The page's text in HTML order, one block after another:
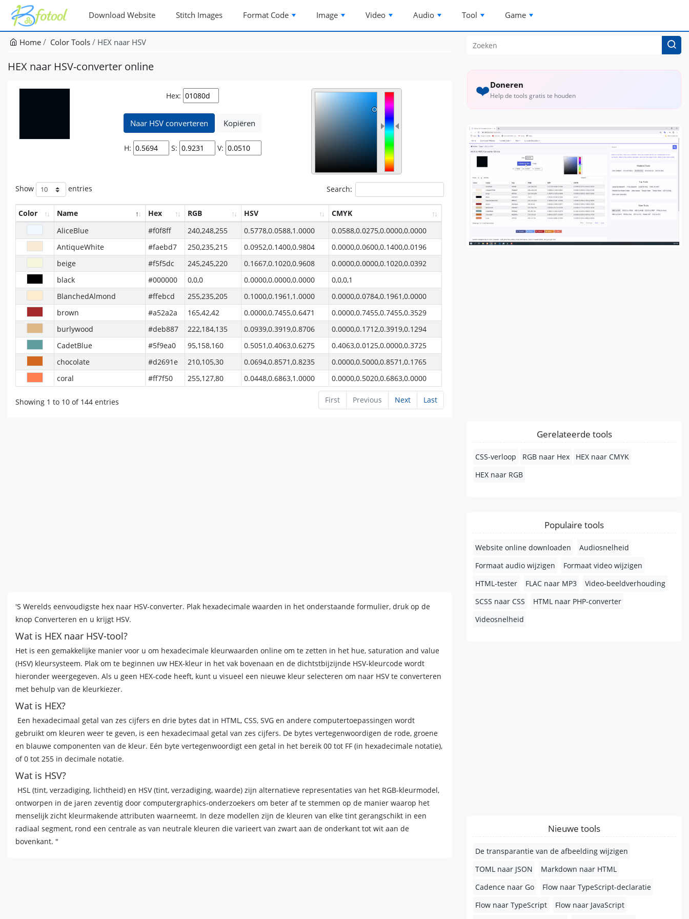
Download Website Stitch Images Format Code Image Video Audio Tool Game
Home Color Tools HEX naar HSV
HEX naar HSV-converter online
Hex:
Naar HSV converteren Kopiëren
H: S: V:
#
Show entries Search:
Color Name Hex RGB HSV
CMYK
AliceBlue
#f0f8ff 240,248,255 0.5778,0.0588,1.0000
0.0588,0.0275,0.0000,0.0000
AntiqueWhite
#faebd7 250,235,215 0.0952,0.1400,0.9804
0.0000,0.0600,0.1400,0.0196
beige
#f5f5dc 245,245,220 0.1667,0.1020,0.9608
0.0000,0.0000,0.1020,0.0392
black
#000000 0,0,0 0.0000,0.0000,0.0000
0,0,0,1
BlanchedAlmond
#ffebcd 255,235,205 0.1000,0.1961,1.0000
0.0000,0.0784,0.1961,0.0000
brown
#a52a2a 165,42,42 0.0000,0.7455,0.6471
0.0000,0.7455,0.7455,0.3529
burlywood
#deb887 222,184,135 0.0939,0.3919,0.8706
0.0000,0.1712,0.3919,0.1294
CadetBlue
#5f9ea0 95,158,160 0.5051,0.4063,0.6275
0.4063,0.0125,0.0000,0.3725
chocolate
#d2691e 210,105,30 0.0694,0.8571,0.8235
0.0000,0.5000,0.8571,0.1765
coral
#ff7f50 255,127,80 0.0448,0.6863,1.0000 0.0000,0.5020,0.6863,0.0000
Showing 1 to 10 of 144 entries First Previous Next Last
'S Werelds eenvoudigste hex naar HSV-converter. Plak hexadecimale waarden in het onderstaande formulier, druk op de
knop Converteren en u krijgt HSV.
Wat is HEX naar HSV-tool?
Het is een gemakkelijke manier voor u om hexadecimale kleurwaarden online om te zetten in het hue, saturation and value
(HSV) kleursysteem. Plak om te beginnen uw HEX-kleur in het vak bovenaan en de dichtstbijzijnde HSV-kleurcode wordt
hieronder weergegeven. Als u geen HEX-code heeft, kunt u visueel een nieuwe kleur selecteren om naar HSV te converteren
met behulp van de kleurkiezer.
Wat is HEX?
Een hexadecimaal getal van zes cijfers en drie bytes dat in HTML, CSS, SVG en andere computertoepassingen wordt
gebruikt om kleuren weer te geven, is een hexadecimaal getal van zes cijfers. De bytes vertegenwoordigen de rode, groene
en blauwe componenten van de kleur. Eén byte vertegenwoordigt een getal in het bereik 00 tot FF (in hexadecimale notatie),
of 0 tot 255 in decimale notatie.
Wat is HSV?
HSL (tint, verzadiging, lichtheid) en HSV (tint, verzadiging, waarde) zijn alternatieve representaties van het RGB-kleurmodel,
ontworpen in de jaren zeventig door computergraphics-onderzoekers om beter af te stemmen op de manier waarop het
menselijk zicht kleurmakende attributen waarneemt. In deze modellen zijn de kleuren van elke tint gerangschikt in een
radiaal segment, rond een centrale as van neutrale kleuren die varieert van zwart aan de onderkant tot wit aan de
bovenkant. "
❤️Doneren
Help de tools gratis te houden
Gerelateerde tools
CSS-verloop RGB naar Hex
HEX naar CMYK
HEX naar RGB
Populaire tools
Website online downloaden
Audiosnelheid
Formaat audio wijzigen
Formaat video wijzigen
HTML-tester
FLAC naar MP3
Video-beeldverhouding
SCSS naar CSS
HTML naar PHP-converter
Videosnelheid
Nieuwe tools
De transparantie van de afbeelding wijzigen
TOML naar JSON
Markdown naar HTML
Cadence naar Go
Flow naar TypeScript-declaratie
Flow naar TypeScript
Flow naar JavaScript